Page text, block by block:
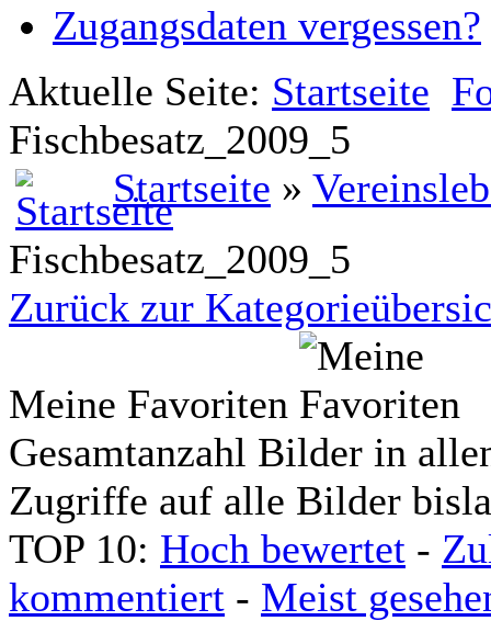
Zugangsdaten vergessen?
Aktuelle Seite: Startseite
Fischbesatz_2009_5
Startseite »
Fischbesatz_2009_5
Zurück zur
Meine Favoriten
Gesamtanzahl Bilder in
Zugriffe auf alle Bilder
TOP 10: Hoch bewertet -
kommentiert - Meist